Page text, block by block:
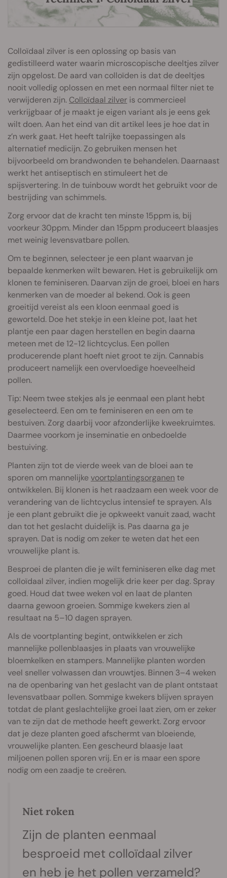
Colloïdaal zilver is een oplossing op basis van
gedistilleerd water waarin microscopische deeltjes zilver
zijn opgelost. De aard van colloïden is dat de deeltjes
nooit volledig oplossen en met een normaal filter niet te
verwijderen zijn. Colloïdaal zilver is commercieel
verkrijgbaar of je maakt je eigen variant als je eens gek
wilt doen. Aan het eind van dit artikel lees je hoe dat in
z’n werk gaat. Het heeft talrijke toepassingen als
alternatief medicijn. Zo gebruiken mensen het
bijvoorbeeld om brandwonden te behandelen. Daarnaast
werkt het antiseptisch en stimuleert het de
spijsvertering. In de tuinbouw wordt het gebruikt voor de
bestrijding van schimmels.
Zorg ervoor dat de kracht ten minste 15ppm is, bij
voorkeur 30ppm. Minder dan 15ppm produceert blaasjes
met weinig levensvatbare pollen.
Om te beginnen, selecteer je een plant waarvan je
bepaalde kenmerken wilt bewaren. Het is gebruikelijk om
klonen te feminiseren. Daarvan zijn de groei, bloei en hars
kenmerken van de moeder al bekend. Ook is geen
groeitijd vereist als een kloon eenmaal goed is
geworteld. Doe het stekje in een kleine pot, laat het
plantje een paar dagen herstellen en begin daarna
meteen met de 12-12 lichtcyclus. Een pollen
producerende plant hoeft niet groot te zijn. Cannabis
produceert namelijk een overvloedige hoeveelheid
pollen.
Tip: Neem twee stekjes als je eenmaal een plant hebt
geselecteerd. Een om te feminiseren en een om te
bestuiven. Zorg daarbij voor afzonderlijke kweekruimtes.
Daarmee voorkom je inseminatie en onbedoelde
bestuiving.
Planten zijn tot de vierde week van de bloei aan te
sporen om mannelijkevoortplantingsorganen te
ontwikkelen. Bij klonen is het raadzaam een week voor de
verandering van de lichtcyclus intensief te sprayen. Als
je een plant gebruikt die je opkweekt vanuit zaad, wacht
dan tot het geslacht duidelijk is. Pas daarna ga je
sprayen. Dat is nodig om zeker te weten dat het een
vrouwelijke plant is.
Besproei de planten die je wilt feminiseren elke dag met
colloïdaal zilver, indien mogelijk drie keer per dag. Spray
goed. Houd dat twee weken vol en laat de planten
daarna gewoon groeien. Sommige kwekers zien al
resultaat na 5–10 dagen sprayen.
Als de voortplanting begint, ontwikkelen er zich
mannelijke pollenblaasjes in plaats van vrouwelijke
bloemkelken en stampers. Mannelijke planten worden
veel sneller volwassen dan vrouwtjes. Binnen 3–4 weken
na de openbaring van het geslacht van de plant ontstaat
levensvatbaar pollen. Sommige kwekers blijven sprayen
totdat de plant geslachtelijke groei laat zien, om er zeker
van te zijn dat de methode heeft gewerkt. Zorg ervoor
dat je deze planten goed afschermt van bloeiende,
vrouwelijke planten. Een gescheurd blaasje laat
miljoenen pollen sporen vrij. En er is maar een spore
nodig om een zaadje te creëren.
Niet roken
Zijn de planten eenmaal
besproeid met colloïdaal zilver
en heb je het pollen verzameld?